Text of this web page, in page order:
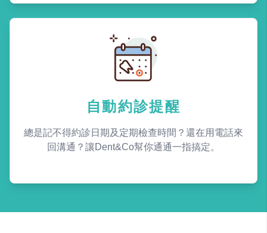
自動約診提醒
總是記不得約診日期及定期檢查時間？還在用電話來
回溝通？讓Dent&Co幫你通通一指搞定。